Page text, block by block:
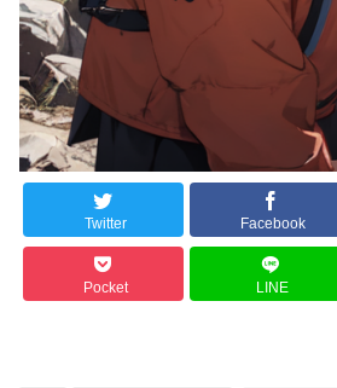
Twitter Facebook
Pocket LINE